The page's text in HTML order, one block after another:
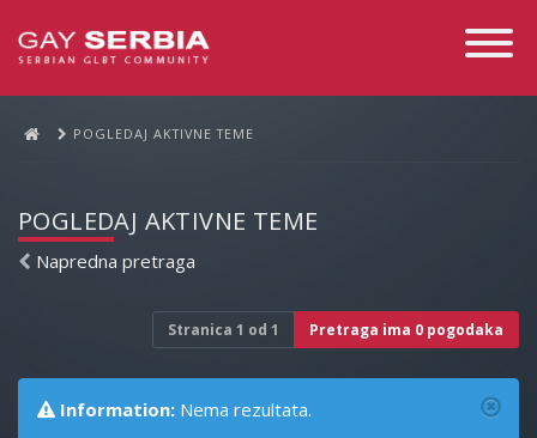
Toggle
POGLEDAJ AKTIVNE TEME
POGLEDAJ AKTIVNE TEME
Napredna pretraga
Stranica 1 od 1 Pretraga ima 0 pogodaka
Information: Nema rezultata.